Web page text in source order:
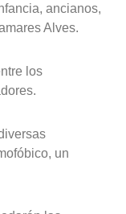
ancianos,
Alves.
los
un